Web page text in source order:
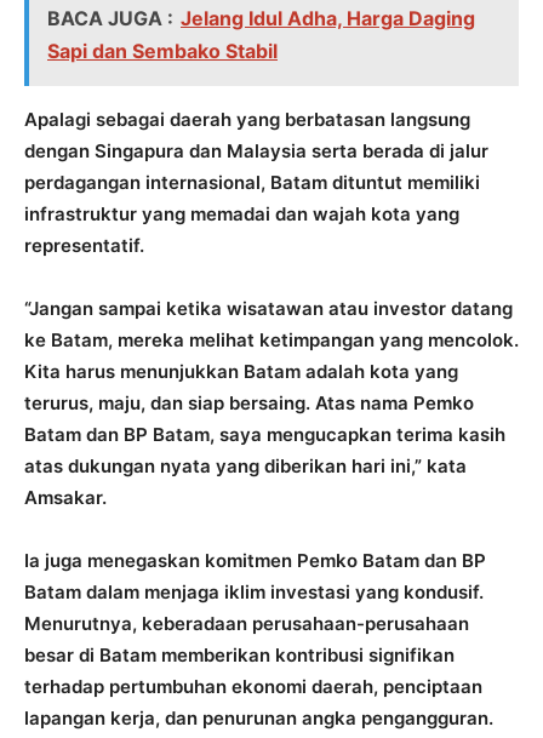
BACA JUGA : Jelang Idul Adha, Harga Daging
Sapi dan Sembako Stabil
Apalagi sebagai daerah yang berbatasan langsung
dengan Singapura dan Malaysia serta berada di jalur
perdagangan internasional, Batam dituntut memiliki
infrastruktur yang memadai dan wajah kota yang
representatif.
“Jangan sampai ketika wisatawan atau investor datang
ke Batam, mereka melihat ketimpangan yang mencolok.
Kita harus menunjukkan Batam adalah kota yang
terurus, maju, dan siap bersaing. Atas nama Pemko
Batam dan BP Batam, saya mengucapkan terima kasih
atas dukungan nyata yang diberikan hari ini,” kata
Amsakar.
Ia juga menegaskan komitmen Pemko Batam dan BP
Batam dalam menjaga iklim investasi yang kondusif.
Menurutnya, keberadaan perusahaan-perusahaan
besar di Batam memberikan kontribusi signifikan
terhadap pertumbuhan ekonomi daerah, penciptaan
lapangan kerja, dan penurunan angka pengangguran.